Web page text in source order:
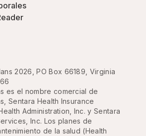
2026, PO Box 66189, Virginia
es el nombre comercial de
Sentara Health Insurance
Administration, Inc. y Sentara
Inc. Los planes de
de la salud (Health